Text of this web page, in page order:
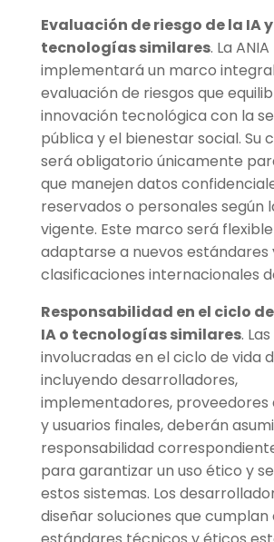
Evaluación de riesgo de la IA y
tecnologías similares. La ANIA
implementará un marco
evaluación de riesgos que
innovación tecnológica con la
pública y el bienestar social. Su
será obligatorio únicamente
que manejen datos
reservados o personales según
vigente. Este marco será
adaptarse a nuevos estándares
clasificaciones internacionales
Responsabilidad en el ciclo
IA o tecnologías similares.
involucradas en el ciclo de vida
incluyendo desarrolladores,
implementadores, proveedores
y usuarios finales, deberán
responsabilidad
para garantizar un uso ético y
estos sistemas. Los
diseñar soluciones que cumplan